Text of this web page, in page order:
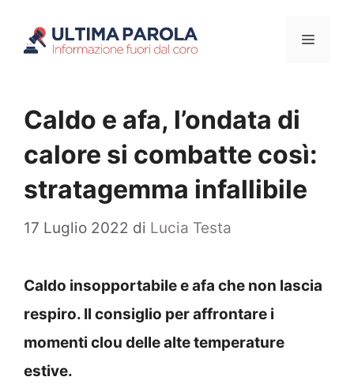
Menu
Caldo e afa, l’ondata di
calore si combatte così:
stratagemma infallibile
17 Luglio 2022 di Lucia Testa
Caldo insopportabile e afa che non lascia
respiro. Il consiglio per affrontare i
momenti clou delle alte temperature
estive.